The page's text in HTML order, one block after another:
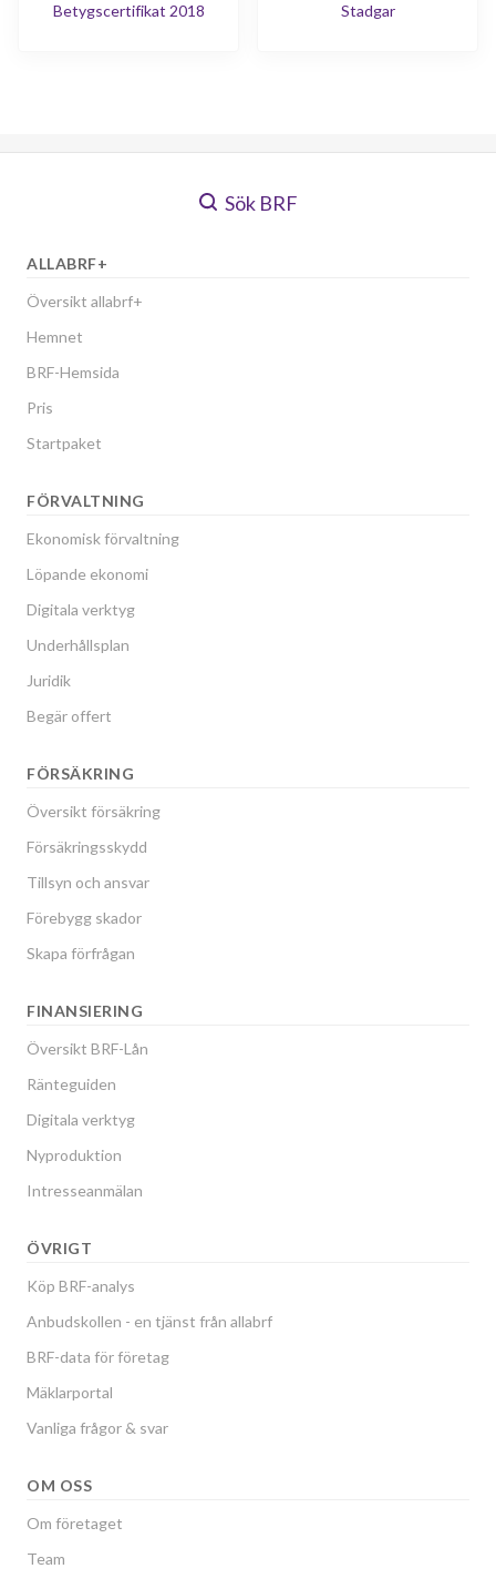
Betygscertifikat 2018 Stadgar
Sök BRF
ALLABRF+
Översikt allabrf+
Hemnet
BRF-Hemsida
Pris
Startpaket
FÖRVALTNING
Ekonomisk förvaltning
Löpande ekonomi
Digitala verktyg
Underhållsplan
Juridik
Begär offert
FÖRSÄKRING
Översikt försäkring
Försäkringsskydd
Tillsyn och ansvar
Förebygg skador
Skapa förfrågan
FINANSIERING
Översikt BRF-Lån
Ränteguiden
Digitala verktyg
Nyproduktion
Intresseanmälan
ÖVRIGT
Köp BRF-analys
Anbudskollen - en tjänst från allabrf
BRF-data för företag
Mäklarportal
Vanliga frågor & svar
OM OSS
Om företaget
Team